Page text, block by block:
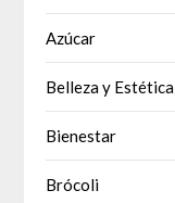
Azúcar
Belleza y Estética
Bienestar
Brócoli